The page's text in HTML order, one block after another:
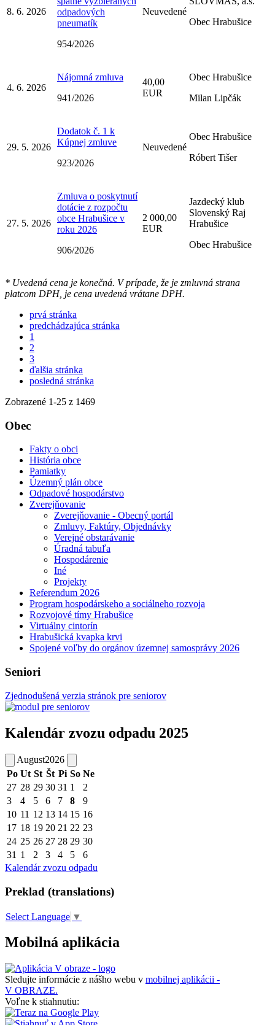
8. 6. 2026
odpadových
pneumatík
954/2026
Neuvedené
Obec Hrabušice
4. 6. 2026
Nájomná zmluva
941/2026
40,00
EUR
Obec Hrabušice
Milan Lipčák
29. 5. 2026
Dodatok č. 1 k
Kúpnej zmluve
923/2026
Neuvedené
Obec Hrabušice
Róbert Tišer
27. 5. 2026
Zmluva o poskytnutí
dotácie z rozpočtu
obce Hrabušice v
roku 2026
906/2026
2 000,00
EUR
Jazdecký klub
Slovenský Raj
Hrabušice
Obec Hrabušice
* Uvedená cena je konečná. V prípade, že je zmluvná strana
platcom DPH, je cena uvedená vrátane DPH.
prvá stránka
predchádzajúca stránka
1
2
3
ďalšia stránka
posledná stránka
Zobrazené 1-25 z 1469
Obec
Fakty o obci
História obce
Pamiatky
Územný plán obce
Odpadové hospodárstvo
Zverejňovanie
Zverejňovanie - Obecný portál
Zmluvy, Faktúry, Objednávky
Verejné obstarávanie
Úradná tabuľa
Hospodárenie
Iné
Projekty
Referendum 2026
Program hospodárskeho a sociálneho rozvoja
Rozvojové tímy Hrabušice
Virtuálny cintorín
Hrabušická kvapka krvi
Spojené voľby do orgánov územnej samosprávy 2026
Seniori
Zjednodušená verzia stránok pre seniorov
Kalendár zvozu odpadu 2025
August2026
Po Ut St Št Pi So Ne
27 28 29 30 31 1
2
3
4 5 6 7 8
9
10 11 12 13 14 15 16
17 18 19 20 21 22 23
24 25 26 27 28 29 30
31 1 2 3 4 5
6
Kalendár zvozu odpadu
Preklad (translations)
Select Language ▼
Mobilná aplikácia
Sledujte informácie z nášho webu v mobilnej aplikácii -
V OBRAZE.
Voľne k stiahnutiu: